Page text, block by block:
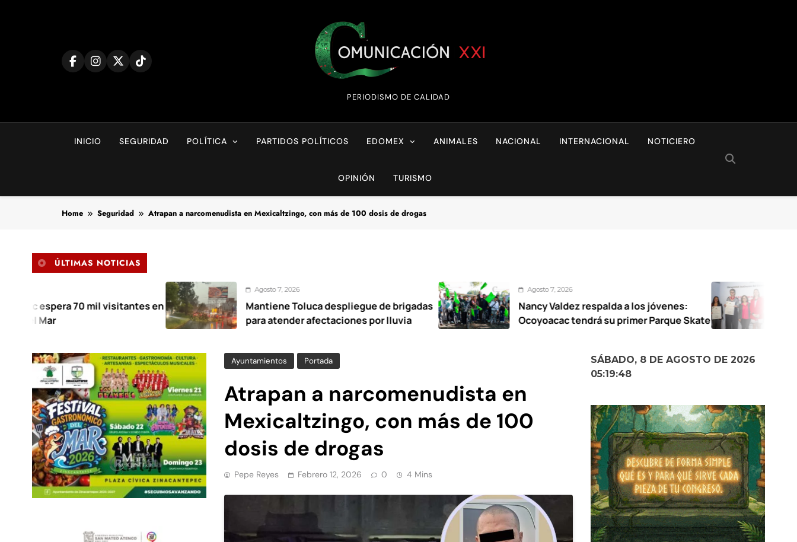
Comunicación XXI
PERIODISMO DE CALIDAD
INICIO SEGURIDAD POLÍTICA PARTIDOS POLÍTICOS EDOMEX ANIMALES NACIONAL INTERNACIONAL NOTICIERO
OPINIÓN TURISMO
Home Seguridad Atrapan a narcomenudista en Mexicaltzingo, con más de 100 dosis de drogas
ÚLTIMAS NOTICIAS
mil visitantes en
Agosto 7, 2026
Mantiene Toluca despliegue de brigadas
para atender afectaciones por lluvia
Agosto 7, 2026
Nancy Valdez respalda a los jóvenes:
Ocoyoacac tendrá su primer Parque Skate
Agosto 7, 2026
UAEMéx abre
narrativas
Ayuntamientos Portada
Atrapan a narcomenudista en
Mexicaltzingo, con más de 100
dosis de drogas
Pepe Reyes Febrero 12, 2026 0 4 Mins
SÁBADO, 8 DE AGOSTO DE 2026
05:19:49